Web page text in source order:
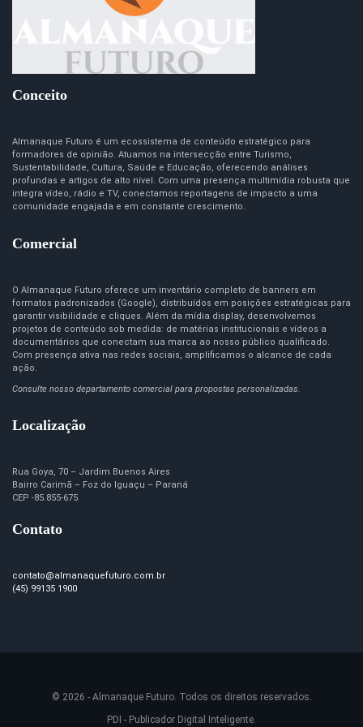
Conceito
Almanaque Futuro é um ecossistema de conteúdo estratégico para
formadores de opinião. Atuamos na intersecção entre Turismo,
Sustentabilidade, Cultura, Saúde e Educação, oferecendo análises
profundas e artigos de alto nível. Com uma presença multimídia robusta que
integra vídeo, rádio e TV, conectamos reportagens de impacto a uma
comunidade engajada e em constante crescimento.
Comercial
O Almanaque Futuro oferece um inventário completo de banners em
formatos padronizados (Google), distribuídos em posições estratégicas para
garantir visibilidade e cliques. Além da mídia display, desenvolvemos
projetos de conteúdo sob medida: de matérias institucionais e vídeos a
documentários que conectam sua marca ao nosso público qualificado.
Com presença ativa nas redes sociais, amplificamos o alcance de cada
ação.
Consulte nosso departamento comercial para propostas personalizadas.
Localização
Rua Goya, 70 – Jardim Buenos Aires
Bairro Carimã – Foz do Iguaçu – Paraná
CEP -85.855-675
Contato
contato@almanaquefuturo.com.br
(45) 99135 1900
© 2026 - Almanaque Futuro. Todos os direitos reservados.
PDI - Publicador Digital Inteligente.